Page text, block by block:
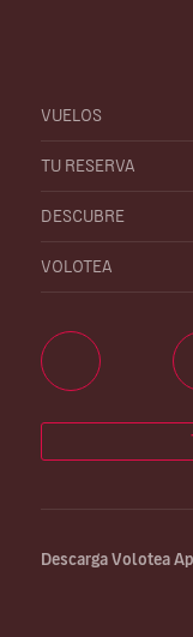
VUELOS
TU RESERVA
DESCUBRE
VOLOTEA
Descarga Volotea